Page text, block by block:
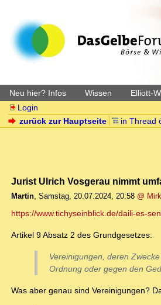
Neu hier? Infos Wissen Elliott-
Login
zurück zur Hauptseite
in Thread
Jurist Ulrich Vosgerau nimmt
Martin, Samstag, 20.07.2024, 20:58 @
https://www.tichyseinblick.de/daili-es-
Artikel 9 Absatz 2 des Grundgesetzes:
Vereinigungen, deren
Ordnung oder gegen den
Was aber genau sind Vereinigungen?